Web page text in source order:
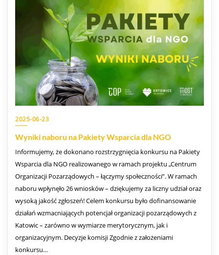
2025-06-23
Wyniki naboru na Pakiety Wsparcia dla NGO
Informujemy, że dokonano rozstrzygnięcia konkursu na Pakiety
Wsparcia dla NGO realizowanego w ramach projektu „Centrum
Organizacji Pozarządowych – łączymy społeczności”. W ramach
naboru wpłynęło 26 wniosków – dziękujemy za liczny udział oraz
wysoką jakość zgłoszeń! Celem konkursu było dofinansowanie
działań wzmacniających potencjał organizacji pozarządowych z
Katowic – zarówno w wymiarze merytorycznym, jak i
organizacyjnym. Decyzje komisji Zgodnie z założeniami
konkursu…